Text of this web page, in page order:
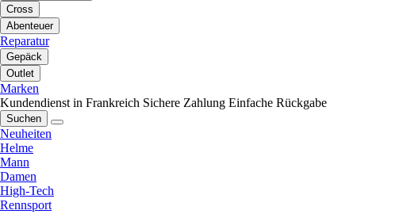
Cross
Abenteuer
Reparatur
Gepäck
Outlet
Marken
Kundendienst in Frankreich Sichere Zahlung Einfache Rückgabe
Suchen
Neuheiten
Helme
Mann
Damen
High-Tech
Rennsport